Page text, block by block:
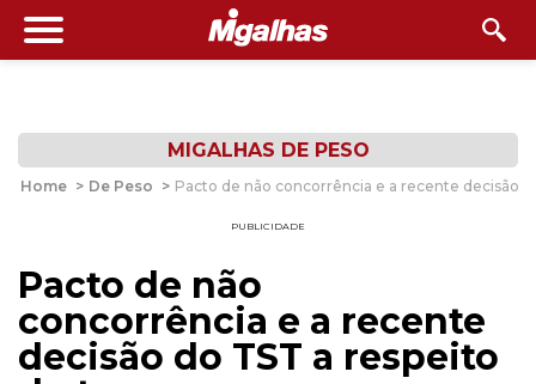
MIGALHAS DE PESO
Home > De Peso > Pacto de não concorrência e a recente decisão
PUBLICIDADE
Pacto de não
concorrência e a recente
decisão do TST a respeito